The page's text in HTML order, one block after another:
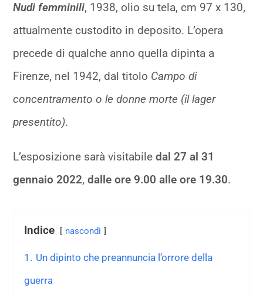
Nudi femminili, 1938, olio su tela, cm 97 x 130,
attualmente custodito in deposito. L’opera
precede di qualche anno quella dipinta a
Firenze, nel 1942, dal titolo Campo di
concentramento o le donne morte (il lager
presentito).
L’esposizione sarà visitabiledal 27 al 31
gennaio 2022,dalle ore 9.00 alle ore 19.30.
Indice nascondi
1. Un dipinto che preannuncia l’orrore della
guerra